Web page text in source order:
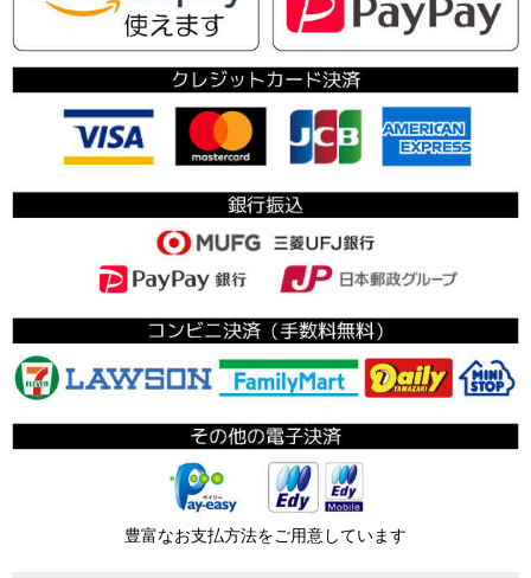
豊富なお支払方法をご用意しています